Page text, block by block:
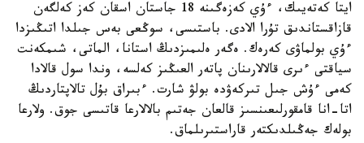
ايتا كەتەيىك، ءۇي كەزەگىنە 18 جاستان اسقان كەز كەلگەن
قازاقستاندىق تۇرا الادى. باستىسى، سوڭعى بەس جىلدا اتىڭىزدا
ءۇي بولماۋى كەرەك. ەگەر ەلىمىزدىڭ استانا، الماتى، شىمكەنت
سياقتى ءىرى قالالارىنان پاتەر العىڭىز كەلسە، وندا سول قالادا
كەمى ءۇش جىل تىركەۋدە بولۋ شارت. ءبىراق بۇل تالاپتاردىڭ
اتا-انا قامقورلىعىنسىز قالعان جەتىم بالالارعا قاتىسى جوق. ولارعا
بولەك جەڭىلدىكتەر قاراستىرىلماق.